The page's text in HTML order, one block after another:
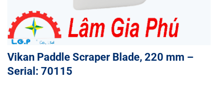
Vikan Paddle Scraper Blade, 220 mm –
Serial: 70115